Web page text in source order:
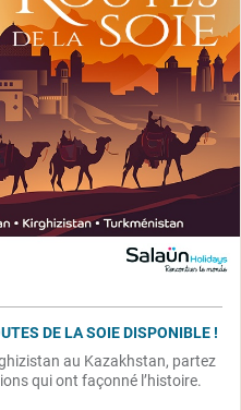
DE LA SOIE DISPONIBLE !
au Kazakhstan, partez
qui ont façonné l’histoire.